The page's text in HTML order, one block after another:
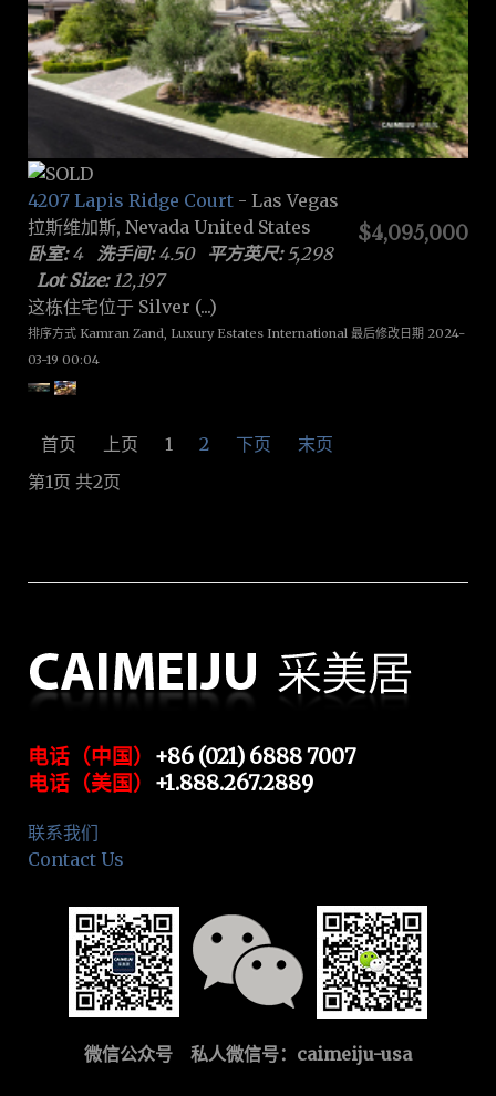
$4,095,000
4207 Lapis Ridge Court - Las Vegas
拉斯维加斯, Nevada United States
卧室:4 洗手间:4.50 平方英尺:5,298
Lot Size:12,197
这栋住宅位于 Silver (...)
排序方式 Kamran Zand, Luxury Estates International 最后修改日期 2024-
03-19 00:04
首页 上页 1 2 下页
末页
第1页 共2页
电话（中国） +86 (021) 6888 7007
电话（美国） +1.888.267.2889
联系我们
Contact Us
微信公众号 私人微信号： caimeiju-usa